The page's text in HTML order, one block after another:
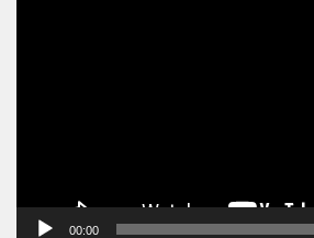
00:00